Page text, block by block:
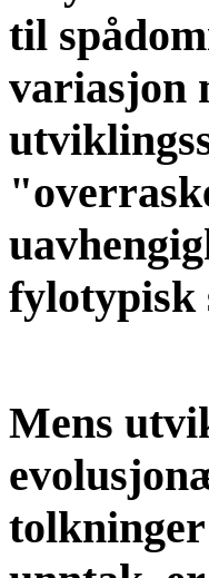
til
variasjon
fylotypisk
Mens
tolkninger